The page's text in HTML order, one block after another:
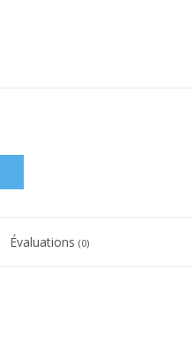
Évaluations (0)